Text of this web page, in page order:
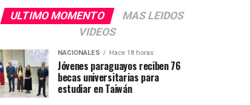
ULTIMO MOMENTO
MAS LEIDOS
VIDEOS
NACIONALES Hace 18 horas
Jóvenes paraguayos reciben 76
becas universitarias para
estudiar en Taiwán